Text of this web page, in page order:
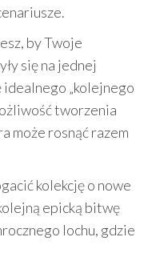
by Twoje
się na jednej
idealnego „kolejnego
tworzenia
może rosnąć razem
kolekcję o nowe
epicką bitwę
lochu, gdzie